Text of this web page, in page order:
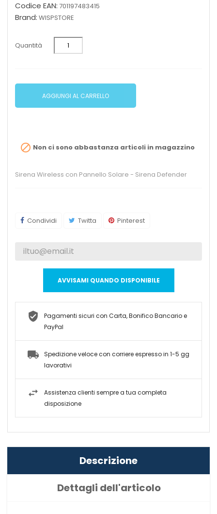
Codice EAN: 701197483415
Brand: WISPSTORE
Quantità
AGGIUNGI AL CARRELLO
 Non ci sono abbastanza articoli in magazzino
Sirena Wireless con Pannello Solare - Sirena Defender
Condividi Twitta Pinterest
AVVISAMI QUANDO DISPONIBILE
Pagamenti sicuri con Carta, Bonifico Bancario e
PayPal
Spedizione veloce con corriere espresso in 1-5 gg
lavorativi
Assistenza clienti sempre a tua completa
disposizione
Descrizione
Dettagli dell'articolo